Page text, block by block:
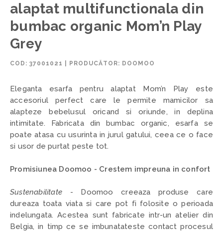
alaptat multifunctionala din
bumbac organic Mom’n Play
Grey
COD: 37001021 PRODUCĂTOR: DOOMOO
Eleganta esarfa pentru alaptat Mom’n Play este
accesoriul perfect care le permite mamicilor sa
alapteze bebelusul oricand si oriunde, in deplina
intimitate. Fabricata din bumbac organic, esarfa se
poate atasa cu usurinta in jurul gatului, ceea ce o face
si usor de purtat peste tot.
Promisiunea Doomoo - Crestem impreuna in confort
Sustenabilitate - Doomoo creeaza produse care
dureaza toata viata si care pot fi folosite o perioada
indelungata. Acestea sunt fabricate intr-un atelier din
Belgia, in timp ce se imbunatateste contact procesul